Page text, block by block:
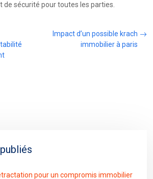
de sécurité pour toutes les parties.
Impact d’un possible krach
immobilier à paris
pour un compromis immobilier